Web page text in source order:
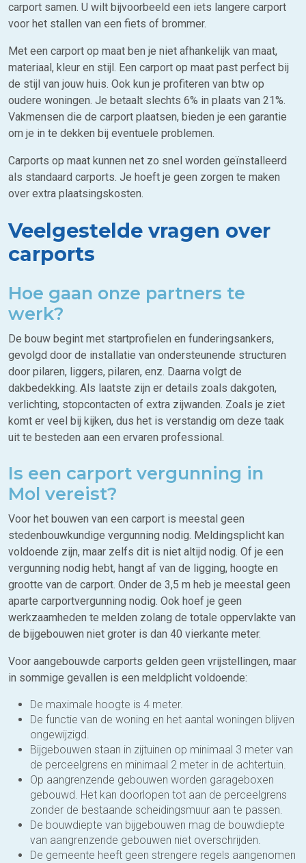
carport samen. U wilt bijvoorbeeld een iets langere carport
voor het stallen van een fiets of brommer.
Met een carport op maat ben je niet afhankelijk van maat,
materiaal, kleur en stijl. Een carport op maat past perfect bij
de stijl van jouw huis. Ook kun je profiteren van btw op
oudere woningen. Je betaalt slechts 6% in plaats van 21%.
Vakmensen die de carport plaatsen, bieden je een garantie
om je in te dekken bij eventuele problemen.
Carports op maat kunnen net zo snel worden geïnstalleerd
als standaard carports. Je hoeft je geen zorgen te maken
over extra plaatsingskosten.
Veelgestelde vragen over
carports
Hoe gaan onze partners te
werk?
De bouw begint met startprofielen en funderingsankers,
gevolgd door de installatie van ondersteunende structuren
door pilaren, liggers, pilaren, enz. Daarna volgt de
dakbedekking. Als laatste zijn er details zoals dakgoten,
verlichting, stopcontacten of extra zijwanden. Zoals je ziet
komt er veel bij kijken, dus het is verstandig om deze taak
uit te besteden aan een ervaren professional.
Is een carport vergunning in
Mol vereist?
Voor het bouwen van een carport is meestal geen
stedenbouwkundige vergunning nodig. Meldingsplicht kan
voldoende zijn, maar zelfs dit is niet altijd nodig. Of je een
vergunning nodig hebt, hangt af van de ligging, hoogte en
grootte van de carport. Onder de 3,5 m heb je meestal geen
aparte carportvergunning nodig. Ook hoef je geen
werkzaamheden te melden zolang de totale oppervlakte van
de bijgebouwen niet groter is dan 40 vierkante meter.
Voor aangebouwde carports gelden geen vrijstellingen, maar
in sommige gevallen is een meldplicht voldoende:
De maximale hoogte is 4 meter.
De functie van de woning en het aantal woningen blijven
ongewijzigd.
Bijgebouwen staan in zijtuinen op minimaal 3 meter van
de perceelgrens en minimaal 2 meter in de achtertuin.
Op aangrenzende gebouwen worden garageboxen
gebouwd. Het kan doorlopen tot aan de perceelgrens
zonder de bestaande scheidingsmuur aan te passen.
De bouwdiepte van bijgebouwen mag de bouwdiepte
van aangrenzende gebouwen niet overschrijden.
De gemeente heeft geen strengere regels aangenomen